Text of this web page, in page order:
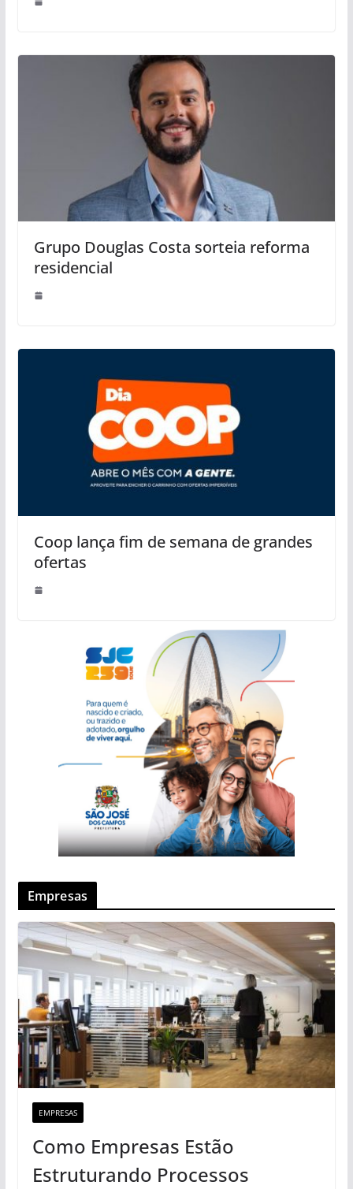
Grupo Douglas Costa sorteia reforma
residencial
Coop lança fim de semana de grandes
ofertas
Empresas
EMPRESAS
Como Empresas Estão
Estruturando Processos